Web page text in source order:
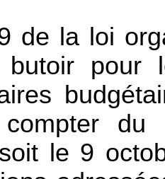
de la loi
pour
le 9